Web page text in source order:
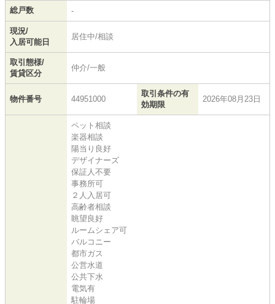
総戸数 -
現況/
入居可能日
居住中/相談
取引態様/
賃貸区分
仲介/一般
物件番号 44951000
取引条件の有
効期限
2026年08月23日
ペット相談
楽器相談
陽当り良好
デザイナーズ
保証人不要
事務所可
２人入居可
高齢者相談
眺望良好
ルームシェア可
バルコニー
都市ガス
公営水道
公共下水
電気有
駐輪場